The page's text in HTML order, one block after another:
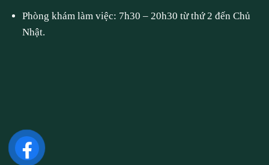
Phòng khám làm việc: 7h30 – 20h30 từ thứ 2 đến Chủ
Nhật.